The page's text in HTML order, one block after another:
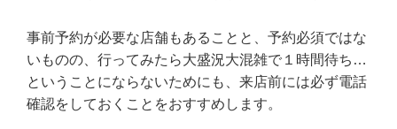
事前予約が必要な店舗もあることと、予約必須ではな
いものの、行ってみたら大盛況大混雑で１時間待ち…
ということにならないためにも、来店前には必ず電話
確認をしておくことをおすすめします。